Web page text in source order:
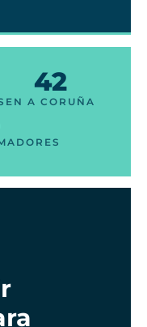
42
EN A CORUÑA